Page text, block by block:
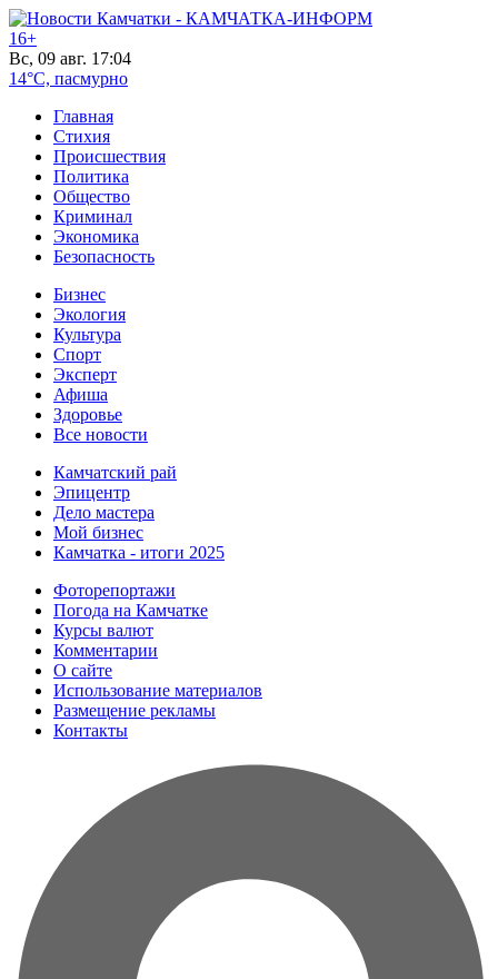
16+
Вс, 09 авг. 17:04
14°C, пасмурно
Главная
Стихия
Происшествия
Политика
Общество
Криминал
Экономика
Безопасность
Бизнес
Экология
Культура
Спорт
Эксперт
Афиша
Здоровье
Все новости
Камчатский рай
Эпицентр
Дело мастера
Мой бизнес
Камчатка - итоги 2025
Фоторепортажи
Погода на Камчатке
Курсы валют
Комментарии
О сайте
Использование материалов
Размещение рекламы
Контакты